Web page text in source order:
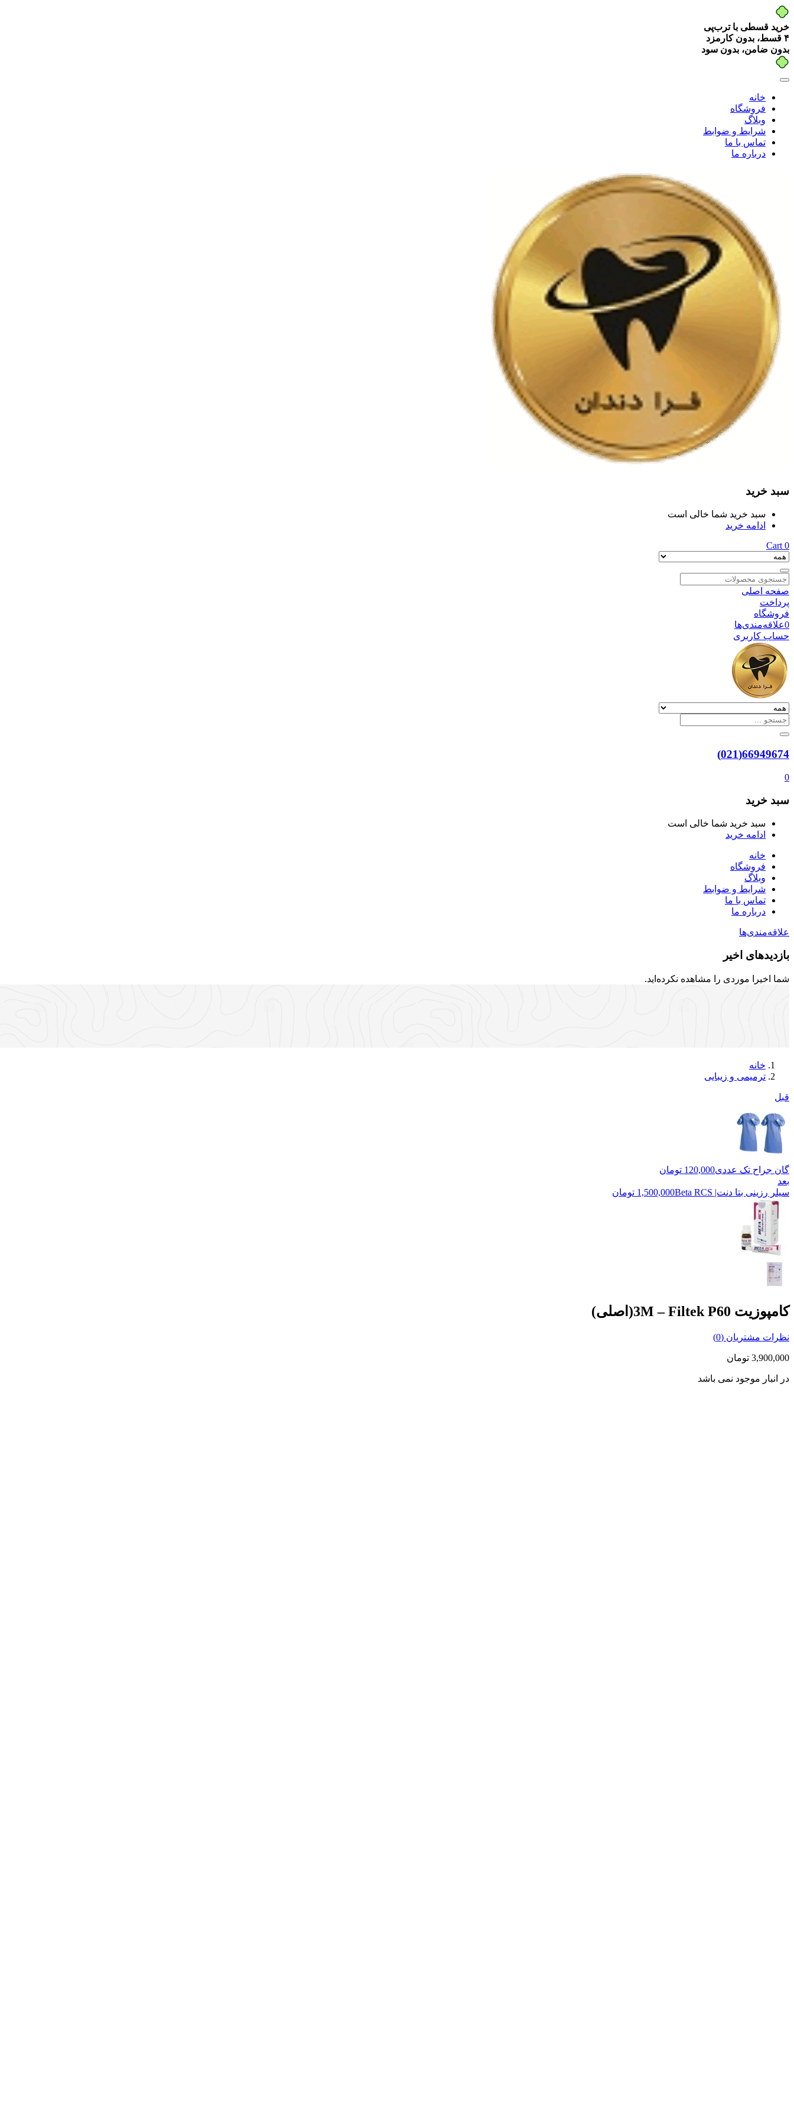
خرید قسطی با ترب‌پی
۴ قسط، بدون کارمزد
بدون ضامن، بدون سود
خانه
فروشگاه
وبلاگ
شرایط و ضوابط
تماس با ما
درباره ما
سبد خرید
سبد خرید شما خالی است
ادامه خرید
0
Cart
صفحه اصلی
پرداخت
فروشگاه
0علاقه‌مندی‌ها
حساب کاربری
66949674(021)
0
سبد خرید
سبد خرید شما خالی است
ادامه خرید
خانه
فروشگاه
وبلاگ
شرایط و ضوابط
تماس با ما
درباره ما
علاقه‌مندی‌ها
بازدیدهای اخیر
شما اخیرا موردی را مشاهده نکرده‌اید.
خانه
ترمیمی و زیبایی
قبل
گان جراح تک عددی120,000 تومان
بعد
سیلر رزینی بتا دنت| Beta RCS
1,500,000 تومان
کامپوزیت 3M – Filtek P60(اصلی)
نظرات مشتریان (0
)
3,900,000 تومان
در انبار موجود نمی باشد